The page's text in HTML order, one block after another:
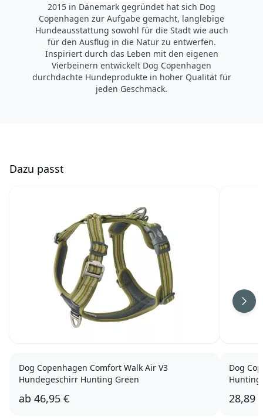
2015 in Dänemark gegründet hat sich Dog
Copenhagen zur Aufgabe gemacht, langlebige
Hundeausstattung sowohl für die Stadt wie auch
für den Ausflug in die Natur zu entwerfen.
Inspiriert durch das Leben mit den eigenen
Vierbeinern entwickelt Dog Copenhagen
durchdachte Hundeprodukte in hoher Qualität für
jeden Geschmack.
Dazu passt
Dog Copenhagen Comfort Walk Air V3
Hundegeschirr Hunting Green
ab 46,95 €
Dog
Hunting
28,89